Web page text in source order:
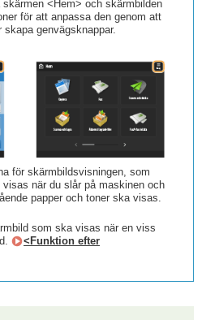
<Hem> och skärmbilden
för att anpassa den genom att
genvägsknappar.
för skärmbildsvisningen, som
när du slår på maskinen och
papper och toner ska visas.
som ska visas när en viss
<Funktion efter